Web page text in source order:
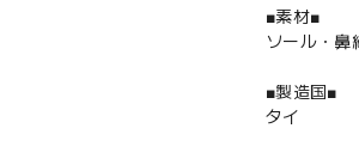
■素材■
ソール・鼻
■製造国■
タイ